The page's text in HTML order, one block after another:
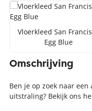
Vloerkleed San
Egg Blue
Omschrijving
Ben je op zoek naar
uitstraling? Bekijk ons